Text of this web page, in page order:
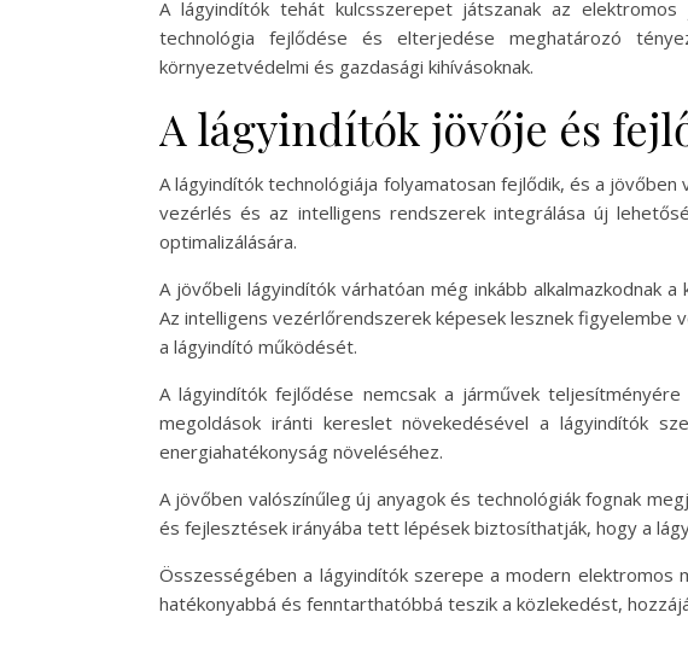
A lágyindítók tehát kulcsszerepet játszanak az elektromos
technológia fejlődése és elterjedése meghatározó
környezetvédelmi és gazdasági kihívásoknak.
A lágyindítók jövője és
A lágyindítók technológiája folyamatosan fejlődik, és a
vezérlés és az intelligens rendszerek integrálása új
optimalizálására.
A jövőbeli lágyindítók várhatóan még inkább alkalmazkodnak
Az intelligens vezérlőrendszerek képesek lesznek figyelembe
a lágyindító működését.
A lágyindítók fejlődése nemcsak a járművek
megoldások iránti kereslet növekedésével a lágyindítók
energiahatékonyság növeléséhez.
A jövőben valószínűleg új anyagok és technológiák fognak
és fejlesztések irányába tett lépések biztosíthatják, hogy a
Összességében a lágyindítók szerepe a modern elektromos
hatékonyabbá és fenntarthatóbbá teszik a közlekedést,